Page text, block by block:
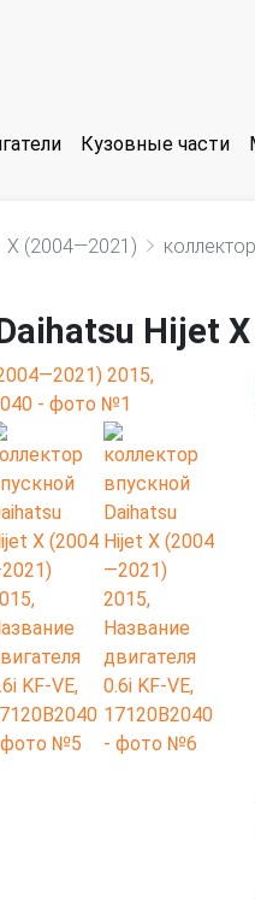
Кузовные части
X (2004—2021)
Hijet